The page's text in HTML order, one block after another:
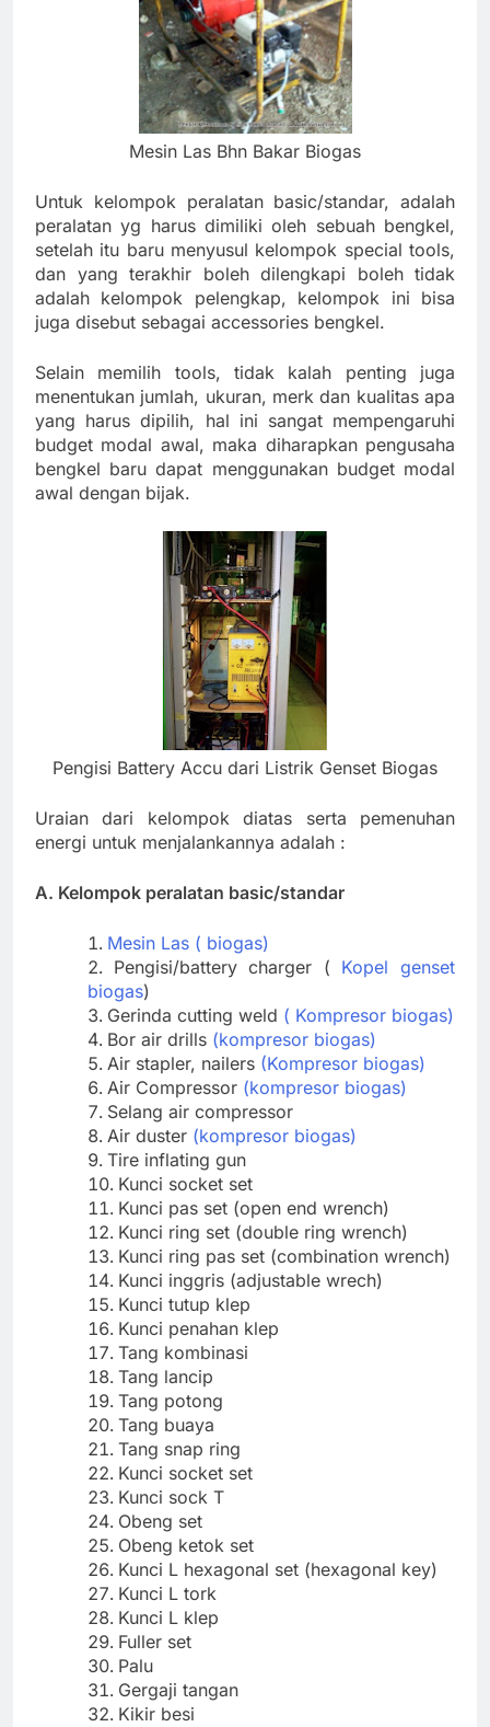
Mesin Las Bhn Bakar Biogas
Untuk kelompok peralatan basic/standar, adalah
peralatan yg harus dimiliki oleh sebuah bengkel,
setelah itu baru menyusul kelompok special tools,
dan yang terakhir boleh dilengkapi boleh tidak
adalah kelompok pelengkap, kelompok ini bisa
juga disebut sebagai accessories bengkel.
Selain memilih tools, tidak kalah penting juga
menentukan jumlah, ukuran, merk dan kualitas apa
yang harus dipilih, hal ini sangat mempengaruhi
budget modal awal, maka diharapkan pengusaha
bengkel baru dapat menggunakan budget modal
awal dengan bijak.
Pengisi Battery Accu dari Listrik Genset Biogas
Uraian dari kelompok diatas serta pemenuhan
energi untuk menjalankannya adalah :
A. Kelompok peralatan basic/standar
Mesin Las ( biogas)
Pengisi/battery charger ( Kopel genset
biogas)
Gerinda cutting weld ( Kompresor biogas)
Bor air drills (kompresor biogas)
Air stapler, nailers (Kompresor biogas)
Air Compressor (kompresor biogas)
Selang air compressor
Air duster (kompresor biogas)
Tire inflating gun
Kunci socket set
Kunci pas set (open end wrench)
Kunci ring set (double ring wrench)
Kunci ring pas set (combination wrench)
Kunci inggris (adjustable wrech)
Kunci tutup klep
Kunci penahan klep
Tang kombinasi
Tang lancip
Tang potong
Tang buaya
Tang snap ring
Kunci socket set
Kunci sock T
Obeng set
Obeng ketok set
Kunci L hexagonal set (hexagonal key)
Kunci L tork
Kunci L klep
Fuller set
Palu
Gergaji tangan
Kikir besi